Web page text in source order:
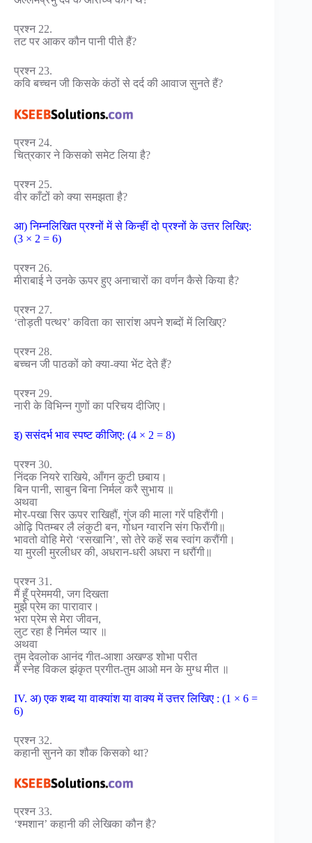
प्रश्न 22.
तट पर आकर कौन पानी पीते हैं?
प्रश्न 23.
कवि बच्चन जी किसके कंठों से दर्द की आवाज सुनते हैं?
प्रश्न 24.
चित्रकार ने किसको समेट लिया है?
प्रश्न 25.
वीर काँटों को क्या समझता है?
आ) निम्नलिखित प्रश्नों में से किन्हीं दो प्रश्नों के उत्तर लिखिए:
(3 × 2 = 6)
प्रश्न 26.
मीराबाई ने उनके ऊपर हुए अनाचारों का वर्णन कैसे किया है?
प्रश्न 27.
‘तोड़ती पत्थर’ कविता का सारांश अपने शब्दों में लिखिए?
प्रश्न 28.
बच्चन जी पाठकों को क्या-क्या भेंट देते हैं?
प्रश्न 29.
नारी के विभिन्न गुणों का परिचय दीजिए।
इ) ससंदर्भ भाव स्पष्ट कीजिए: (4 × 2 = 8)
प्रश्न 30.
निंदक नियरे राखिये, आँगन कुटी छबाय।
बिन पानी, साबुन बिना निर्मल करै सुभाय ॥
अथवा
मोर-पखा सिर ऊपर राखिहौं, गुंज की माला गरें पहिरौंगी।
ओढ़ि पितम्बर लै लंकुटी बन, गोधन ग्वारनि संग फिरौंगी॥
भावतो वोहि मेरो ‘रसखानि’, सो तेरे कहें सब स्वांग करौंगी।
या मुरली मुरलीधर की, अधरान-धरी अधरा न धरौंगी॥
प्रश्न 31.
मैं हूँ प्रेममयी, जग दिखता
मुझे प्रेम का पारावार।
भरा प्रेम से मेरा जीवन,
लुट रहा है निर्मल प्यार ॥
अथवा
तुम देवलोक आनंद गीत-आशा अखण्ड शोभा परीत
मैं स्नेह विकल झंकृत प्रगीत-तुम आओ मन के मुग्ध मीत ॥
IV. अ) एक शब्द या वाक्यांश या वाक्य में उत्तर लिखिए : (1 × 6 =
6)
प्रश्न 32.
कहानी सुनने का शौक किसको था?
प्रश्न 33.
‘श्मशान’ कहानी की लेखिका कौन है?